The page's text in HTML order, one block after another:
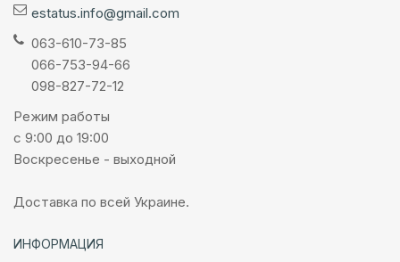
estatus.info@gmail.com
063-610-73-85
066-753-94-66
098-827-72-12
Режим работы
с 9:00 до 19:00
Воскресенье - выходной
Доставка по всей Украине.
ИНФОРМАЦИЯ